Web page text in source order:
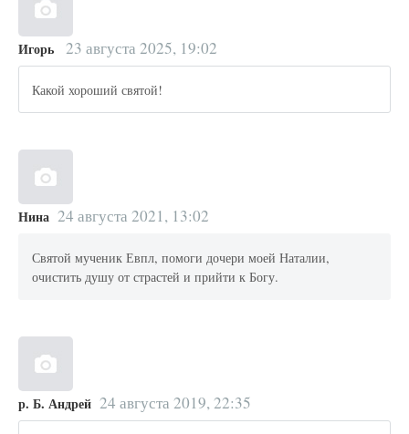
Игорь 23 августа 2025, 19:02
Какой хороший святой!
Нина 24 августа 2021, 13:02
Святой мученик Евпл, помоги дочери моей Наталии,
очистить душу от страстей и прийти к Богу.
р. Б. Андрей 24 августа 2019, 22:35